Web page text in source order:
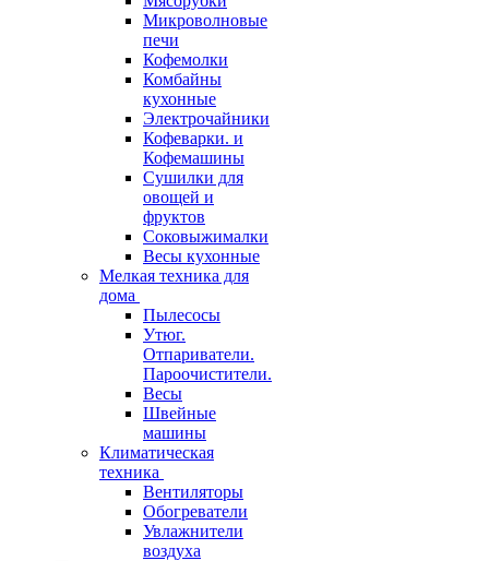
Микроволновые
печи
Кофемолки
Комбайны
кухонные
Электрочайники
Кофеварки. и
Кофемашины
Сушилки для
овощей и
фруктов
Соковыжималки
Весы кухонные
Мелкая техника для
дома
Пылесосы
Утюг.
Отпариватели.
Пароочистители.
Весы
Швейные
машины
Климатическая
техника
Вентиляторы
Обогреватели
Увлажнители
воздуха